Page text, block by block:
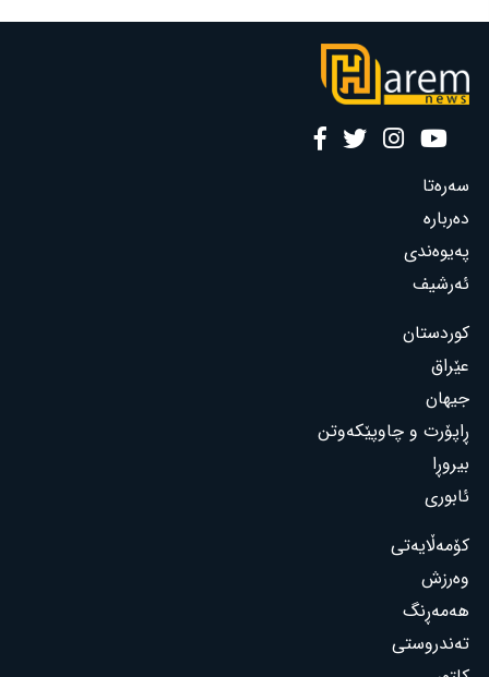
سەرەتا
دەربارە
پەیوەندی
ئەرشیف
کوردستان
عێراق
جیهان
ڕاپۆرت و چاوپێکەوتن
بیروڕا
ئابوری
کۆمەڵایەتی
وەرزش
هەمەڕنگ
تەندروستی